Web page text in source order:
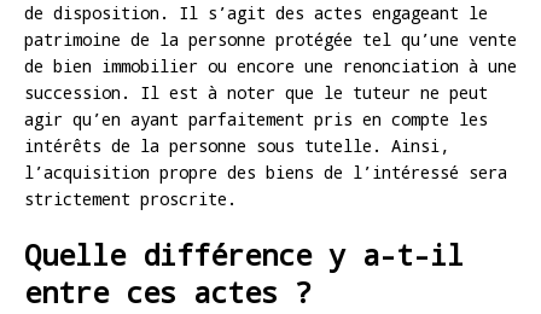
de disposition. Il s’agit des actes engageant le
patrimoine de la personne protégée tel qu’une vente
de bien immobilier ou encore une renonciation à une
succession. Il est à noter que le tuteur ne peut
agir qu’en ayant parfaitement pris en compte les
intérêts de la personne sous tutelle. Ainsi,
l’acquisition propre des biens de l’intéressé sera
strictement proscrite.
Quelle différence y a-t-il
entre ces actes ?